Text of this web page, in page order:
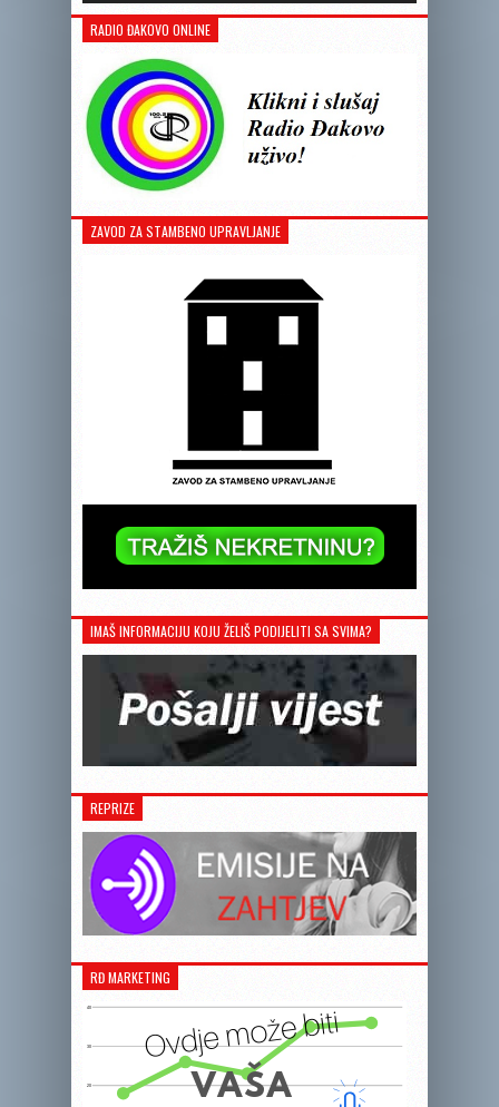
RADIO ĐAKOVO ONLINE
ZAVOD ZA STAMBENO UPRAVLJANJE
IMAŠ INFORMACIJU KOJU ŽELIŠ PODIJELITI SA SVIMA?
REPRIZE
RĐ MARKETING